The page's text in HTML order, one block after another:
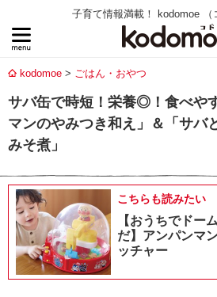
子育て情報満載！ kodomoe （
kodomoe ごはん・おやつ
サバ缶で時短！栄養◎！食べや
マンのやみつき和え」＆「サバ
みそ煮」
こちらも読みたい
【おうちでドー
だ】アンパンマ
ッチャー